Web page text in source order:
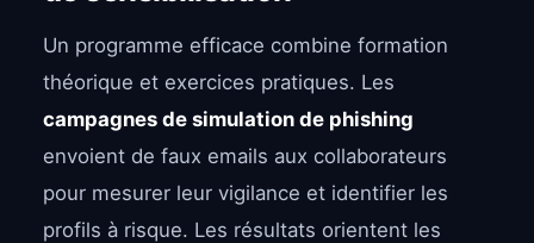
Un programme efficace combine formation
théorique et exercices pratiques. Les
campagnes de simulation de phishing
envoient de faux emails aux collaborateurs
pour mesurer leur vigilance et identifier les
profils à risque. Les résultats orientent les